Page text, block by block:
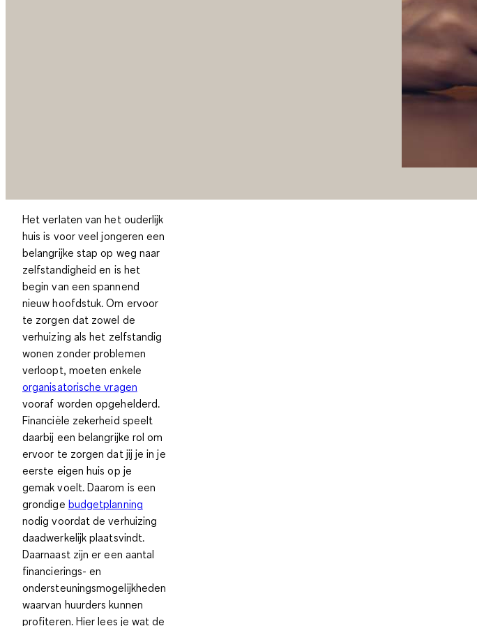
Het verlaten van het ouderlijk
huis is voor veel jongeren een
belangrijke stap op weg naar
zelfstandigheid en is het
begin van een spannend
nieuw hoofdstuk. Om ervoor
te zorgen dat zowel de
verhuizing als het zelfstandig
wonen zonder problemen
verloopt, moeten enkele
organisatorische vragen
vooraf worden opgehelderd.
Financiële zekerheid speelt
daarbij een belangrijke rol om
ervoor te zorgen dat jij je in je
eerste eigen huis op je
gemak voelt. Daarom is een
grondige budgetplanning
nodig voordat de verhuizing
daadwerkelijk plaatsvindt.
Daarnaast zijn er een aantal
financierings- en
ondersteuningsmogelijkheden
waarvan huurders kunnen
profiteren. Hier lees je wat de